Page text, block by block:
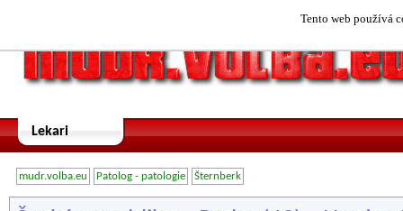
Tento web používá
Lekari
mudr.volba.eu Patolog - patologie Šternberk